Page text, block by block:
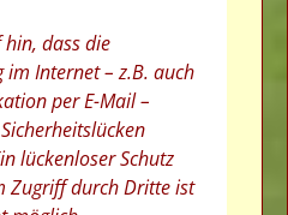
dass die
Internet – z.B. auch
per E-Mail –
lückenloser Schutz
Zugriff durch Dritte ist